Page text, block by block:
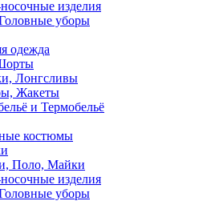
изделия
уборы
одежда
Лонгсливы
Жакеты
и Термобельё
костюмы
Поло, Майки
изделия
уборы